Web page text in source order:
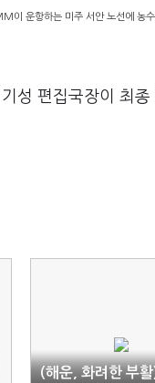
이 운항하는 미주 서안 노선에 농
성 편집국장이 최종
(해운, 화려한 부